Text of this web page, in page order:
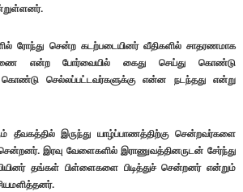
ரோந்து சென்ற கடற்படையினர் வீதிகளில் சாதரணமாக
என்ற போர்வையில் கைது செய்து கொண்டு
கொண்டு செல்லப்பட்டவர்களுக்கு என்ன நடந்தது என்று
தீவகத்தில் இருந்து யாழ்ப்பாணத்திற்கு சென்றவர்களை
இரவு வேளைகளில் இராணுவத்தினருடன் சேர்ந்து
தங்கள் பிள்ளைகளை பிடித்துச் சென்றனர் என்றும்